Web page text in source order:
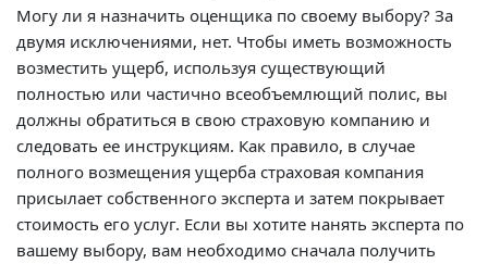
Могу ли я назначить оценщика по своему выбору? За
двумя исключениями, нет. Чтобы иметь возможность
возместить ущерб, используя существующий
полностью или частично всеобъемлющий полис, вы
должны обратиться в свою страховую компанию и
следовать ее инструкциям. Как правило, в случае
полного возмещения ущерба страховая компания
присылает собственного эксперта и затем покрывает
стоимость его услуг. Если вы хотите нанять эксперта по
вашему выбору, вам необходимо сначала получить